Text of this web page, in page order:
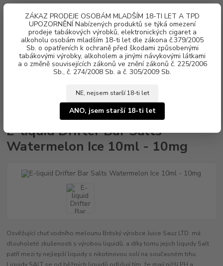
ZÁKAZ PRODEJE OSOBÁM MLADŠÍM 18-TI LET A TPD
UPOZORNĚNÍ Nabízených produktů se týká omezení
prodeje tabákových výrobků, elektronických cigaret a
alkoholu osobám mladším 18-ti let dle zákona č.379/2005
Sb. o opatřeních k ochraně před škodami způsobenými
tabákovými výrobky, alkoholem a jinými návykovými látkami
a o změně souvisejících zákonů ve znění zákonů č. 225/2006
Sb., č. 274/2008 Sb. a č. 305/2009 Sb.
NE, nejsem starší 18-ti let
ANO, jsem starší 18-ti let
Menu
za0 Kč
Bar Salts Watermelon Ice 10ml - 10mg
E-liquid Drifter Bar Salts
Watermelon Ice 10ml - 10mg
Osvěžující chuť vodního melounu Britský výrobce Juice Sauz LTD. má
dlouholeté zkušenosti s výrobou liquidů, a díky tomu jejich liquidy Salt
patří mezi ty nejlepší liquidy s nikotinovou solí na současném trhu.